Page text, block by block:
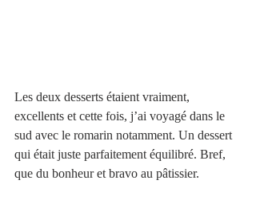
Les deux desserts étaient vraiment,
excellents et cette fois, j’ai voyagé dans le
sud avec le romarin notamment. Un dessert
qui était juste parfaitement équilibré. Bref,
que du bonheur et bravo au pâtissier.